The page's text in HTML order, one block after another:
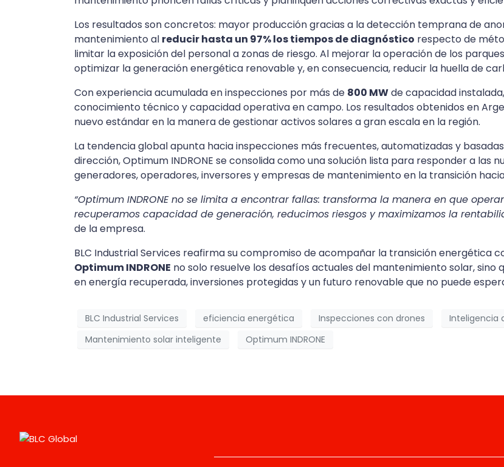
Los resultados son concretos: mayor producción gracias a la detección temprana de
mantenimiento al reducir hasta un 97% los tiempos de diagnóstico respecto de
limitar la exposición del personal a zonas de riesgo. Al mejorar la operación de los
optimizar la generación energética renovable y, en consecuencia, reducir la huella de
Con experiencia acumulada en inspecciones por más de 800 MWde capacidad
conocimiento técnico y capacidad operativa en campo. Los resultados obtenidos en
nuevo estándar en la manera de gestionar activos solares a gran escala en la región.
La tendencia global apunta hacia inspecciones más frecuentes, automatizadas y
dirección, Optimum INDRONE se consolida como una solución lista para responder a las
generadores, operadores, inversores y empresas de mantenimiento en la transición
“Optimum INDRONE no se limita a encontrar fallas: transforma la manera en que
recuperamos capacidad de generación, reducimos riesgos y maximizamos la
de la empresa.
BLC Industrial Services reafirma su compromiso de acompañar la transición energética
Optimum INDRONE no solo resuelve los desafíos actuales del mantenimiento solar,
en energía recuperada, inversiones protegidas y un futuro renovable que no puede
BLC Industrial Services eficiencia energética Inspecciones con drones
Inteligencia
Mantenimiento solar inteligente
Optimum INDRONE